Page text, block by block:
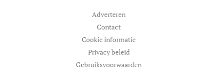
Adverteren
Contact
Cookie informatie
Privacy beleid
Gebruiksvoorwaarden